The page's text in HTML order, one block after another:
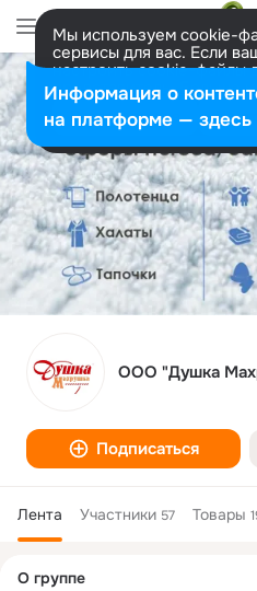
Мы используем cookie-
сервисы для вас. Если
настроить cookie-файлы
представитель. Больше
Разрешить все
ООО "Душка
Подписаться
Лента Участники 57 Товары
колонка
О группе
Информация о
на платформе — здесь